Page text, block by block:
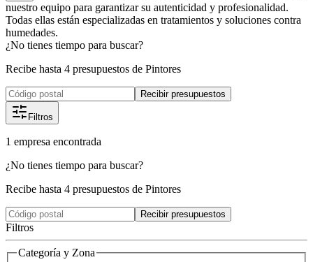
nuestro equipo para garantizar su autenticidad y profesionalidad.
Todas ellas están especializadas en tratamientos y soluciones contra
humedades.
¿No tienes tiempo para buscar?
Recibe hasta 4 presupuestos de Pintores
Recibir presupuestos
Filtros
1 empresa encontrada
¿No tienes tiempo para buscar?
Recibe hasta 4 presupuestos de Pintores
Recibir presupuestos
Filtros
Categoría y Zona